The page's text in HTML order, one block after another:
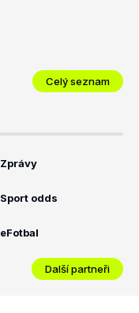
Celý seznam
Zprávy
Sport odds
eFotbal
Další partneři